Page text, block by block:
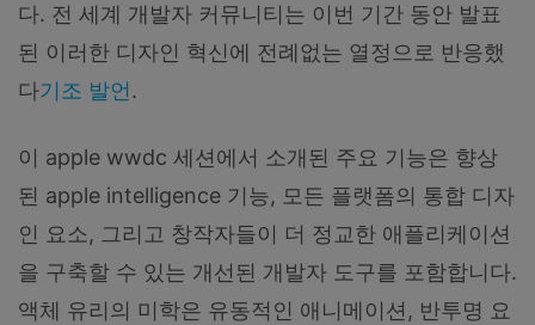
다. 전 세계 개발자 커뮤니티는 이번 기간 동안 발표
된 이러한 디자인 혁신에 전례없는 열정으로 반응했
다기조 발언.
이 apple wwdc 세션에서 소개된 주요 기능은 향상
된 apple intelligence 기능, 모든 플랫폼의 통합 디자
인 요소, 그리고 창작자들이 더 정교한 애플리케이션
을 구축할 수 있는 개선된 개발자 도구를 포함합니다.
액체 유리의 미학은 유동적인 애니메이션, 반투명 요